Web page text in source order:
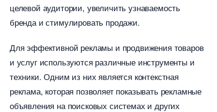
целевой аудитории, увеличить узнаваемость
ренда и стимулировать продажи.
Для эффективной рекламы и продвижения товаро
и услуг используются различные инструменты и
техники. Одним из них является контекстная
реклама, которая позволяет показывать рекламные
объявления на поисковых системах и других